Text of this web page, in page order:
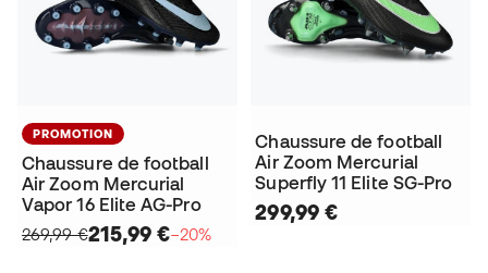
PROMOTION
Chaussure de football
Air Zoom Mercurial
Vapor 16 Elite AG-Pro
269,99 €215,99 €−20%
Chaussure de football
Air Zoom Mercurial
Superfly 11 Elite SG-Pro
299,99 €